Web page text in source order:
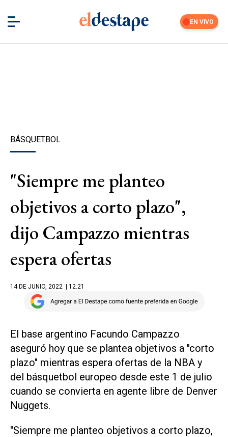
EN VIVO
BÁSQUETBOL
"Siempre me planteo
objetivos a corto plazo",
dijo Campazzo mientras
espera ofertas
14 DE JUNIO, 2022 | 12.21
El base argentino Facundo Campazzo
aseguró hoy que se plantea objetivos a "corto
plazo" mientras espera ofertas de la NBA y
del básquetbol europeo desde este 1 de julio
cuando se convierta en agente libre de Denver
Nuggets.
"Siempre me planteo objetivos a corto plazo,